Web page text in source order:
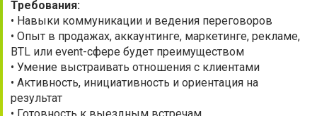
Требования:
• Навыки коммуникации и ведения переговоров
• Опыт в продажах, аккаунтинге, маркетинге, рекламе,
BTL или event-сфере будет преимуществом
• Умение выстраивать отношения с клиентами
• Активность, инициативность и ориентация на
результат